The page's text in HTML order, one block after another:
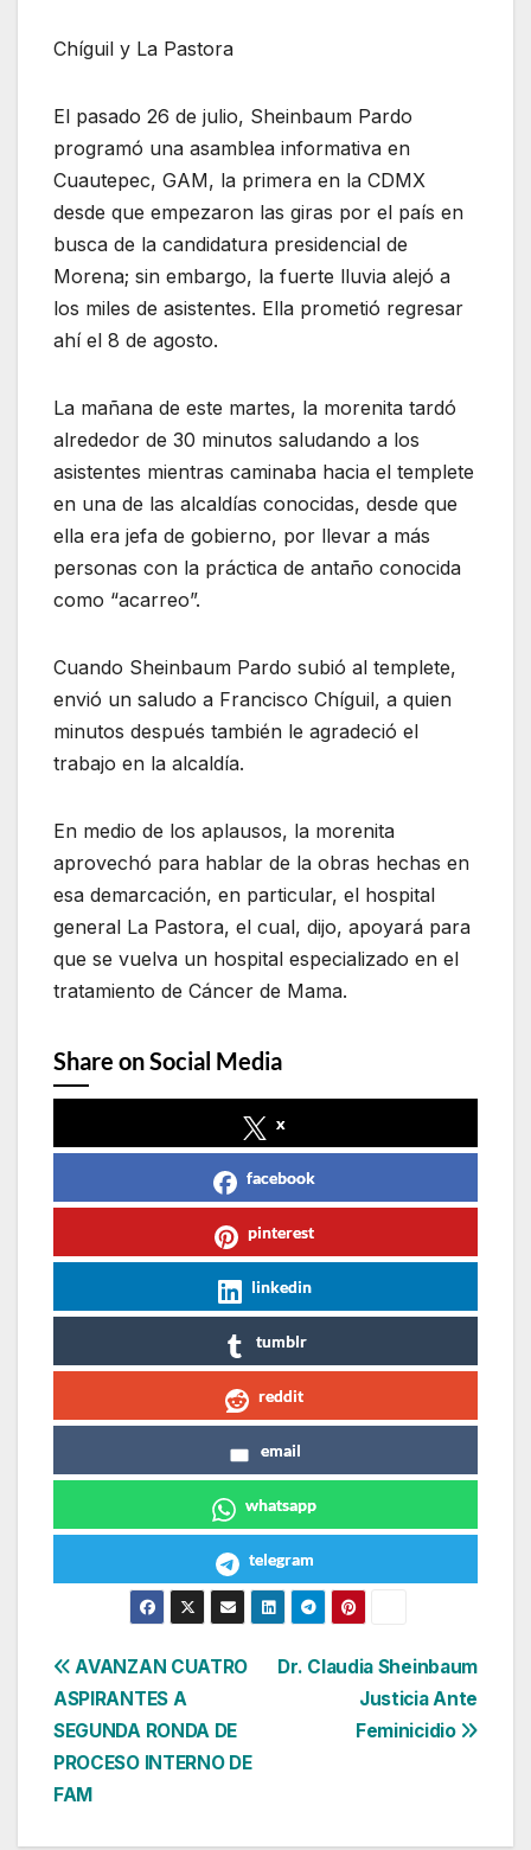
Chíguil y La Pastora
El pasado 26 de julio, Sheinbaum Pardo
programó una asamblea informativa en
Cuautepec, GAM, la primera en la CDMX
desde que empezaron las giras por el país en
busca de la candidatura presidencial de
Morena; sin embargo, la fuerte lluvia alejó a
los miles de asistentes. Ella prometió regresar
ahí el 8 de agosto.
La mañana de este martes, la morenita tardó
alrededor de 30 minutos saludando a los
asistentes mientras caminaba hacia el templete
en una de las alcaldías conocidas, desde que
ella era jefa de gobierno, por llevar a más
personas con la práctica de antaño conocida
como “acarreo”.
Cuando Sheinbaum Pardo subió al templete,
envió un saludo a Francisco Chíguil, a quien
minutos después también le agradeció el
trabajo en la alcaldía.
En medio de los aplausos, la morenita
aprovechó para hablar de la obras hechas en
esa demarcación, en particular, el hospital
general La Pastora, el cual, dijo, apoyará para
que se vuelva un hospital especializado en el
tratamiento de Cáncer de Mama.
Share on Social Media
x
facebook
pinterest
linkedin
tumblr
reddit
email
whatsapp
telegram
Navegación
de
entradas
Dr. Claudia Sheinbaum
Justicia Ante
Feminicidio
AVANZAN CUATRO
ASPIRANTES A
SEGUNDA RONDA DE
PROCESO INTERNO DE
FAM